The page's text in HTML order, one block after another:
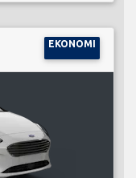
EKONOMI